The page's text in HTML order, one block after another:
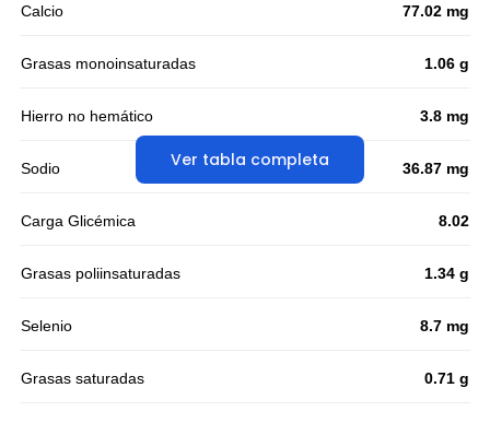
Ver tabla completa
Calcio 77.02 mg
Grasas monoinsaturadas 1.06 g
Hierro no hemático 3.8 mg
Sodio 36.87 mg
Carga Glicémica 8.02
Grasas poliinsaturadas 1.34 g
Selenio 8.7 mg
Grasas saturadas 0.71 g